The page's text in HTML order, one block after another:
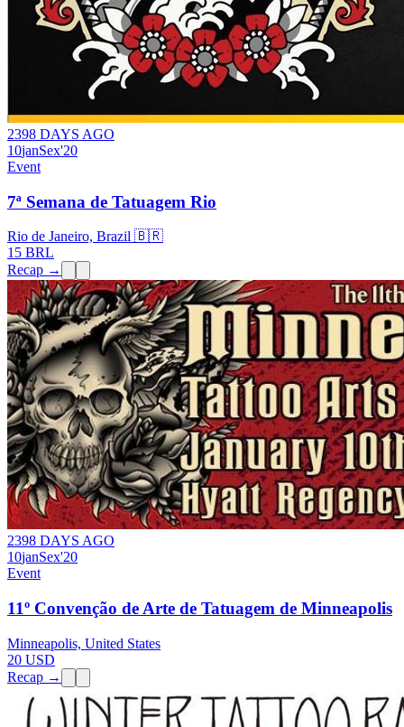
2398 DAYS AGO
10janSex'20
Event
7ª Semana de Tatuagem Rio
Rio de Janeiro, Brazil 🇧🇷
15 BRL
Recap →
2398 DAYS AGO
10janSex'20
Event
11º Convenção de Arte de Tatuagem de Minneapolis
Minneapolis, United States
20 USD
Recap →